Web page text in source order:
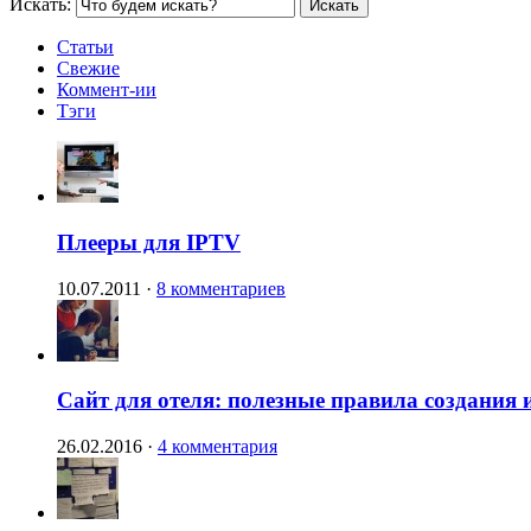
Искать:
Статьи
Свежие
Коммент-ии
Тэги
Плееры для IPTV
10.07.2011 · 8 комментариев
Сайт для отеля: полезные правила создания
26.02.2016 · 4 комментария